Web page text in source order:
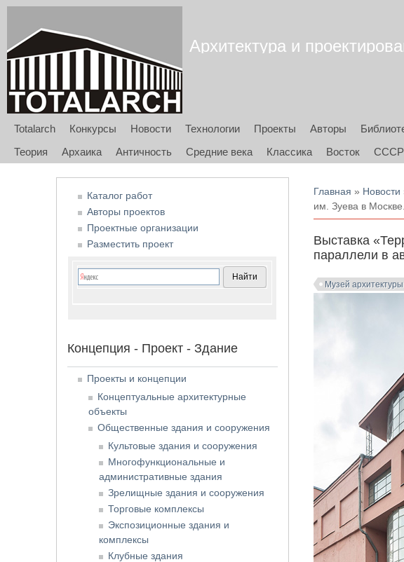
Архитектура и
Totalarch Конкурсы Новости Технологии Проекты Авторы
Теория
Архаика Античность Средние века Классика Восток СССР
Вы здесь
Главная » Новости
им. Зуева в
Выставка
параллели в
Музей
Каталог работ
Авторы проектов
Проектные организации
Разместить проект
Концепция - Проект - Здание
Проекты и концепции
Концептуальные архитектурные
объекты
Общественные здания и сооружения
Культовые здания и сооружения
Многофункциональные и
административные здания
Зрелищные здания и сооружения
Торговые комплексы
Экспозиционные здания и
комплексы
Клубные здания